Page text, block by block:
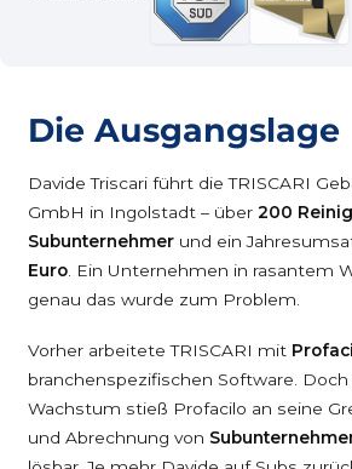
Die Ausgangslage
Davide Triscari führt die TRISCARI
GmbH in Ingolstadt – über 200
Subunternehmerund ein
Euro. Ein Unternehmen in rasantem
genau das wurde zum Problem.
Vorher arbeitete TRISCARI mit
branchenspezifischen Software.
Wachstum stieß Profacilo an seine
und Abrechnung von